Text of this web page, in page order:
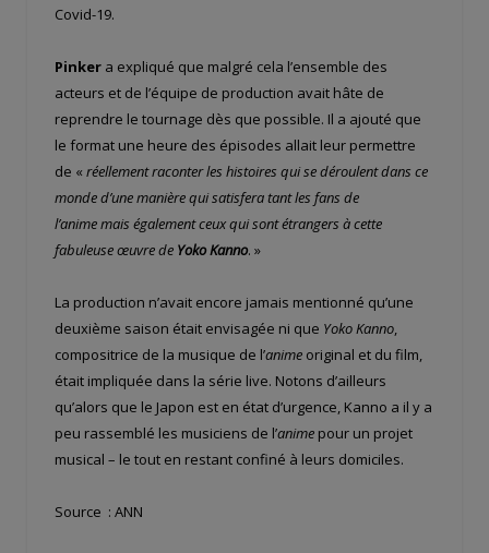
Covid-19.
Pinker a expliqué que malgré cela l’ensemble des
acteurs et de l’équipe de production avait hâte de
reprendre le tournage dès que possible. Il a ajouté que
le format une heure des épisodes allait leur permettre
de « réellement raconter les histoires qui se déroulent dans ce
monde d’une manière qui satisfera tant les fans de
l’anime mais également ceux qui sont étrangers à cette
fabuleuse œuvre de Yoko Kanno. »
La production n’avait encore jamais mentionné qu’une
deuxième saison était envisagée ni que Yoko Kanno,
compositrice de la musique de l’anime original et du film,
était impliquée dans la série live. Notons d’ailleurs
qu’alors que le Japon est en état d’urgence, Kanno a il y a
peu rassemblé les musiciens de l’anime pour un projet
musical – le tout en restant confiné à leurs domiciles.
Source : ANN